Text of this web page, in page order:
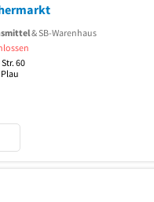
& SB-Warenhaus
60
Plau